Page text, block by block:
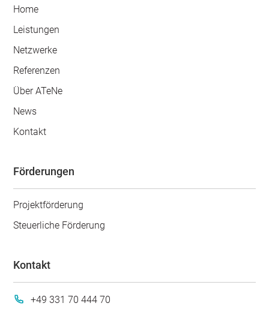
Home
Leistungen
Netzwerke
Referenzen
Über ATeNe
News
Kontakt
Förderungen
Projektförderung
Steuerliche Förderung
Kontakt
+49 331 70 444 70